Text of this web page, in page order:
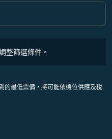
整篩選條件。
的最低票價，將可能依機位供應及稅